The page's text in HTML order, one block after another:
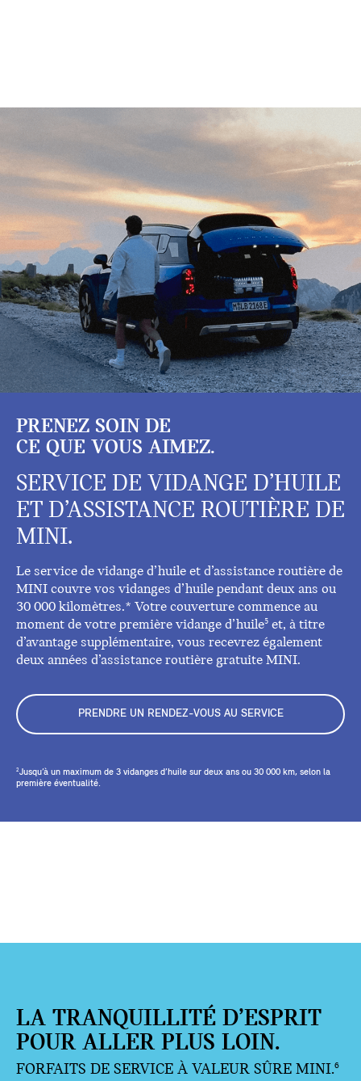
PRENEZ SOIN DE
CE QUE VOUS AIMEZ.
SERVICE DE VIDANGE D’HUILE
ET D’ASSISTANCE ROUTIÈRE DE
MINI.
Le service de vidange d’huile et d’assistance routière de
MINI couvre vos vidanges d’huile pendant deux ans ou
30 000 kilomètres.* Votre couverture commence au
moment de votre première vidange d’huile5 et, à titre
d’avantage supplémentaire, vous recevrez également
deux années d’assistance routière gratuite MINI.
PRENDRE UN RENDEZ-VOUS AU SERVICE
2Jusqu’à un maximum de 3 vidanges d’huile sur deux ans ou 30 000 km, selon la
première éventualité.
LA TRANQUILLITÉ D’ESPRIT
POUR ALLER PLUS LOIN.
FORFAITS DE SERVICE À VALEUR SÛRE MINI.6